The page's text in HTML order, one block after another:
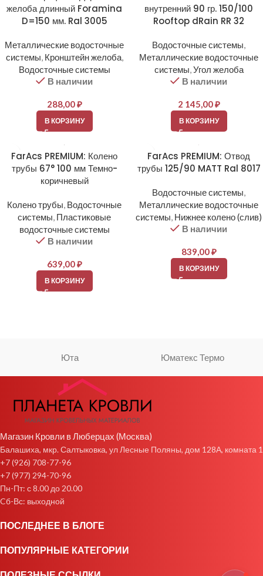
желоба длинный Foramina
D=150 мм. Ral 3005
Металлические водосточные
системы, Кронштейн желоба,
Водосточные системы
В наличии
288,00₽
В КОРЗИНУ
внутренний 90 гр. 150/100
Rooftop dRain RR 32
Водосточные системы,
Металлические водосточные
системы,Угол желоба
В наличии
2 145,00₽
В КОРЗИНУ
FarAcs PREMIUM: Колено
трубы 67° 100 мм Темно-
коричневый
Колено трубы, Водосточные
системы, Пластиковые
водосточные системы
В наличии
639,00₽
В КОРЗИНУ
FarAcs PREMIUM: Отвод
трубы 125/90 MATT Ral 8017
Водосточные системы,
Металлические водосточные
системы, Нижнее колено (слив)
В наличии
839,00₽
В КОРЗИНУ
Юта Юматекс Термо
Магазин Кровли в Люберцах (Москва)
Балашиха, мкр. Салтыковка, ул Лесные Поляны, дом 128А, комната 1
+7 (926) 708-77-96
+7 (977) 294-70-96
Пн-Пт: с 8.00 до 20.00
Cб-Вс: выходной
ПОСЛЕДНЕЕ В БЛОГЕ
ПОПУЛЯРНЫЕ КАТЕГОРИИ